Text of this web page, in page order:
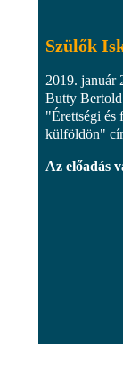
Szülők
2019. január
Butty Bertold
"Érettségi és
külföldön"
Az előadás